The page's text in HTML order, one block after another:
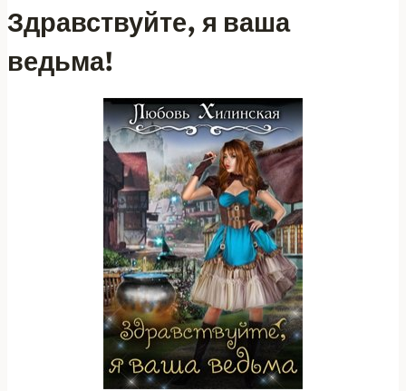
Здравствуйте, я ваша
ведьма!